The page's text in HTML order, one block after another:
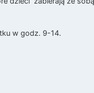
w godz. 9-14.